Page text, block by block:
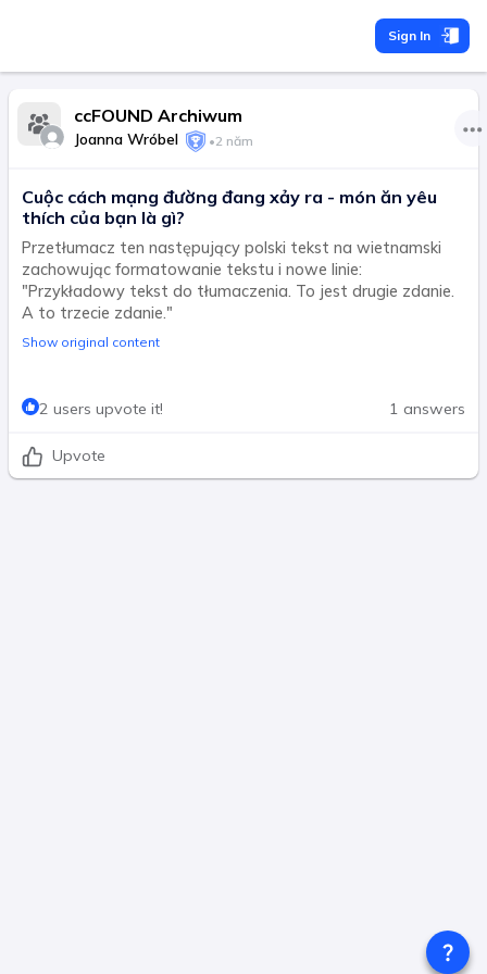
Sign In
ccFOUND Archiwum
Joanna Wróbel •2 năm
Cuộc cách mạng đường đang xảy ra - món ăn yêu
thích của bạn là gì?
Przetłumacz ten następujący polski tekst na wietnamski
zachowując formatowanie tekstu i nowe linie:
"Przykładowy tekst do tłumaczenia. To jest drugie zdanie.
A to trzecie zdanie."
Show original content
2 users upvote it! 1 answers
Upvote